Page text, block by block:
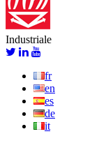
Industriale
fr
en
es
de
it